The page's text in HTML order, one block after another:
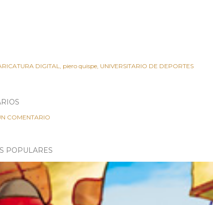
DIGITAL piero quispe UNIVERSITARIO DE DEPORTES
COMENTARIO
POPULARES